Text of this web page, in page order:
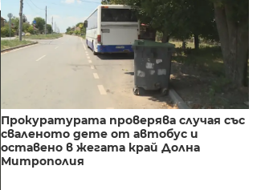
Прокуратурата проверява случая със
сваленото дете от автобус и
оставено в жегата край Долна
Митрополия